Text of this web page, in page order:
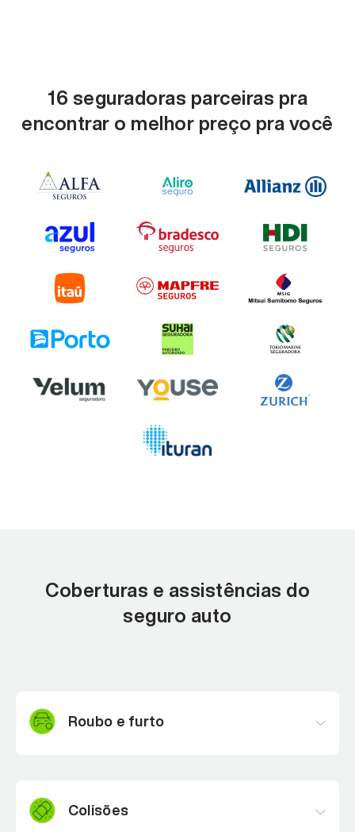
16 seguradoras parceiras pra
encontrar o melhor preço pra você
Coberturas e assistências do
seguro auto
Roubo e furto
Colisões